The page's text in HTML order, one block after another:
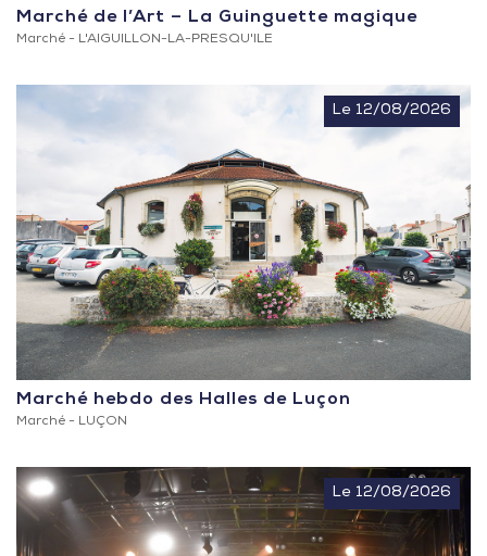
Marché de l’Art – La Guinguette magique
Marché - L'AIGUILLON-LA-PRESQU'ILE
Le 12/08/2026
Marché hebdo des Halles de Luçon
Marché - LUÇON
Le 12/08/2026